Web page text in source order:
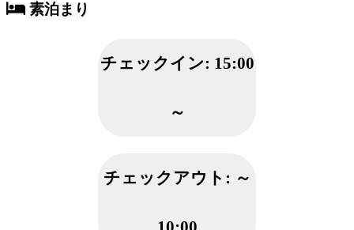
素泊まり
チェックイン: 15:00
～
チェックアウト: ～